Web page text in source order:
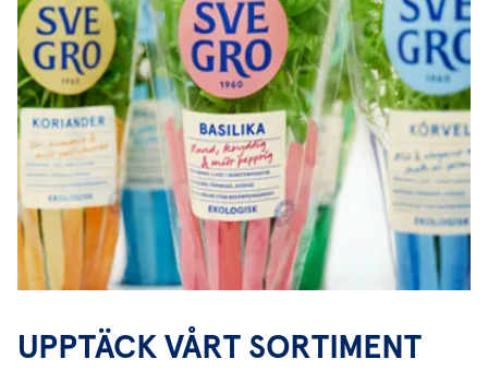
UPPTÄCK VÅRT SORTIMENT